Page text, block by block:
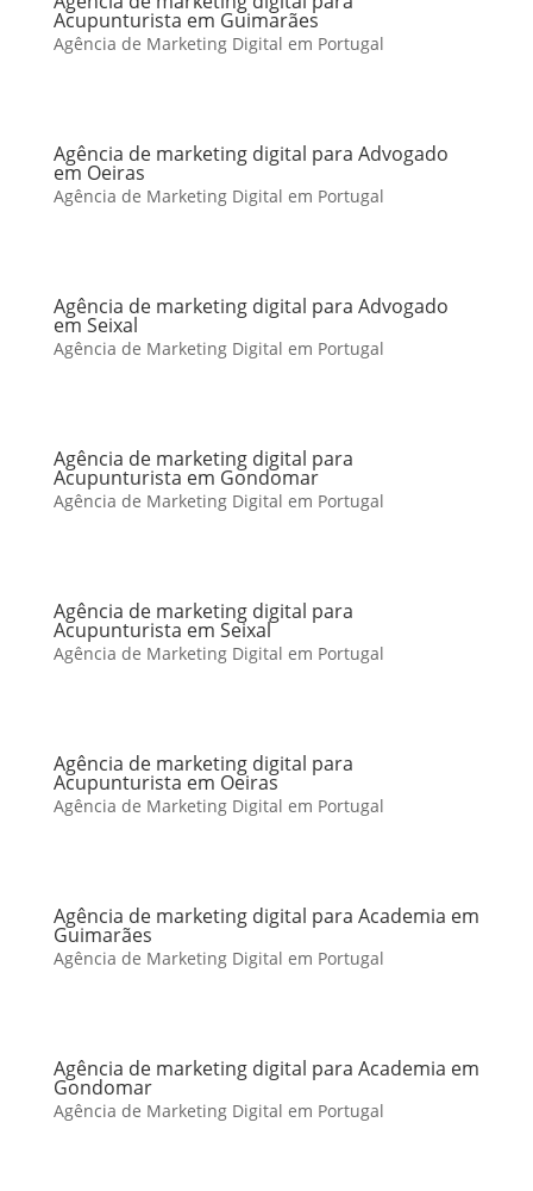
Acupunturista em Guimarães
Agência de Marketing Digital em Portugal
Agência de marketing digital para Advogado
em Oeiras
Agência de Marketing Digital em Portugal
Agência de marketing digital para Advogado
em Seixal
Agência de Marketing Digital em Portugal
Agência de marketing digital para
Acupunturista em Gondomar
Agência de Marketing Digital em Portugal
Agência de marketing digital para
Acupunturista em Seixal
Agência de Marketing Digital em Portugal
Agência de marketing digital para
Acupunturista em Oeiras
Agência de Marketing Digital em Portugal
Agência de marketing digital para Academia em
Guimarães
Agência de Marketing Digital em Portugal
Agência de marketing digital para Academia em
Gondomar
Agência de Marketing Digital em Portugal